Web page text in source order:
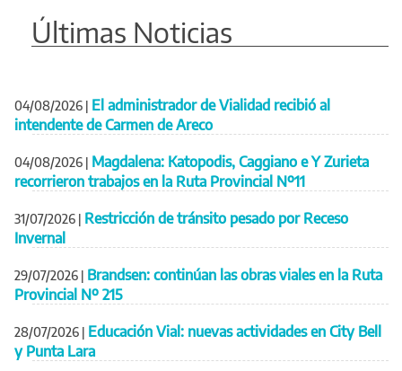
Últimas Noticias
04/08/2026 | El administrador de Vialidad recibió al
intendente de Carmen de Areco
04/08/2026 | Magdalena: Katopodis, Caggiano e Y Zurieta
recorrieron trabajos en la Ruta Provincial Nº11
31/07/2026 | Restricción de tránsito pesado por Receso
Invernal
29/07/2026 | Brandsen: continúan las obras viales en la Ruta
Provincial Nº 215
28/07/2026 | Educación Vial: nuevas actividades en City Bell
y Punta Lara